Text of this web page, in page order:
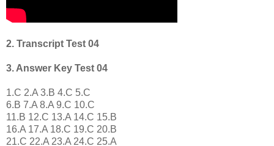
2. Transcript Test 04
3. Answer Key Test 04
1.C 2.A 3.B 4.C 5.C
6.B 7.A 8.A 9.C 10.C
11.B 12.C 13.A 14.C 15.B
16.A 17.A 18.C 19.C 20.B
21.C 22.A 23.A 24.C 25.A